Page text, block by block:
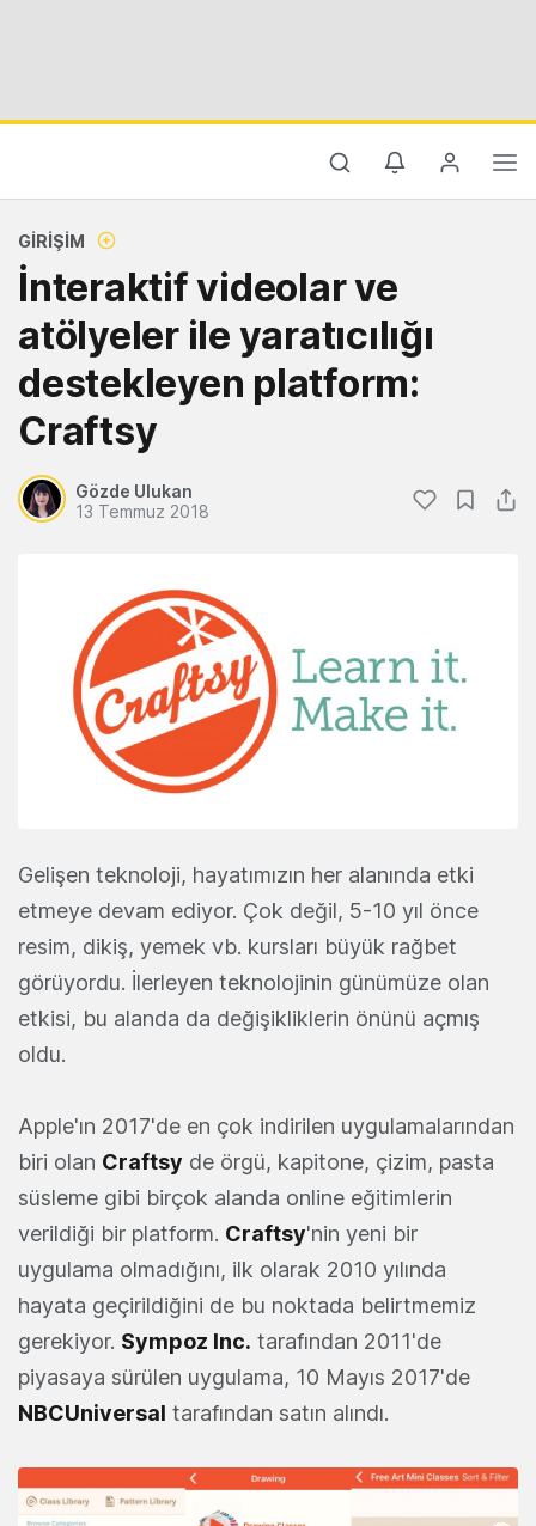
GIRIŞIM
İnteraktif videolar ve
atölyeler ile yaratıcılığı
destekleyen platform:
Craftsy
Gözde Ulukan
13 Temmuz 2018
Gelişen teknoloji, hayatımızın her alanında etki
etmeye devam ediyor. Çok değil, 5-10 yıl önce
resim, dikiş, yemek vb. kursları büyük rağbet
görüyordu. İlerleyen teknolojinin günümüze olan
etkisi, bu alanda da değişikliklerin önünü açmış
oldu.
Apple'ın 2017'de en çok indirilen uygulamalarından
biri olan Craftsy de örgü, kapitone, çizim, pasta
süsleme gibi birçok alanda online eğitimlerin
verildiği bir platform. Craftsy'nin yeni bir
uygulama olmadığını, ilk olarak 2010 yılında
hayata geçirildiğini de bu noktada belirtmemiz
gerekiyor. Sympoz Inc. tarafından 2011'de
piyasaya sürülen uygulama, 10 Mayıs 2017'de
NBCUniversal tarafından satın alındı.